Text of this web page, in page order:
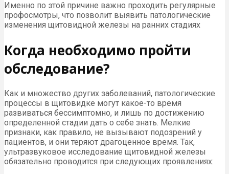
Именно по этой причине важно проходить регулярные
профосмотры, что позволит выявить патологические
изменения щитовидной железы на ранних стадиях
Когда необходимо пройти
обследование?
Как и множество других заболеваний, патологические
процессы в щитовидке могут какое-то время
развиваться бессимптомно, и лишь по достижению
определенной стадии дать о себе знать. Мелкие
признаки, как правило, не вызывают подозрений у
пациентов, и они теряют драгоценное время. Так,
ультразвуковое исследование щитовидной железы
обязательно проводится при следующих проявлениях: